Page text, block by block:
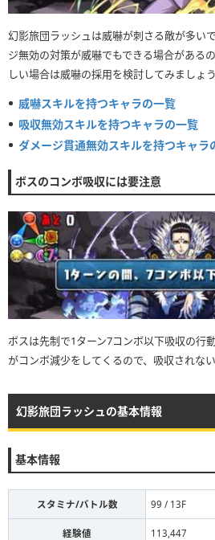
幻影旅団ラッシュは威嚇が刺さる敵が多い
ジ無効の対策が威嚇でもできる場合がある
しい場合は威嚇の採用を検討してみましょう
威嚇スキルを持つキャラの一覧
吸収無効スキルを持つキャラの一覧
ダメージ貫通無効スキルを持つキャラ
ボスのコンボ吸収には要注意
ボスは先制で1ターン7コンボ以下吸収の行
がコンボ減少をしてくるので、吸収されな
幻影旅団ラッシュの基本情報
基本情報
スタミナ/バトル数 99 / 13F
経験値 113,447